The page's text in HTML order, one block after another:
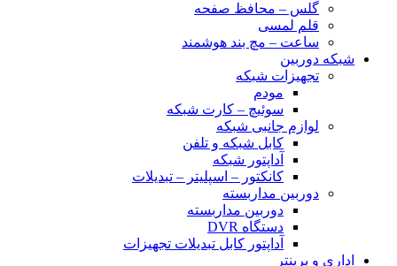
گلس – محافظ صفحه
قلم لمسی
ساعت – مچ بند هوشمند
شبکه دوربین
تجهیزات شبکه
مودم
سوئیچ – کارت شبکه
لوازم جانبی شبکه
کابل شبکه و تلفن
آداپتور شبکه
کانکتور – اسپلیتر – تبدیلات
دوربین مداربسته
دوربین مداربسته
دستگاه DVR
آداپتور کابل تبدیلات تجهیزات
اداری و پرینتر